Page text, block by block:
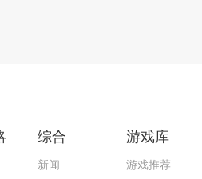
综合
新闻
游戏库
游戏推荐